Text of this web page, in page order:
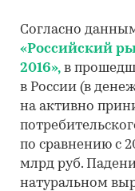
Согласно
«Российский
2016», в
в России (в
на активно
по сравнению с
млрд руб.
натуральном